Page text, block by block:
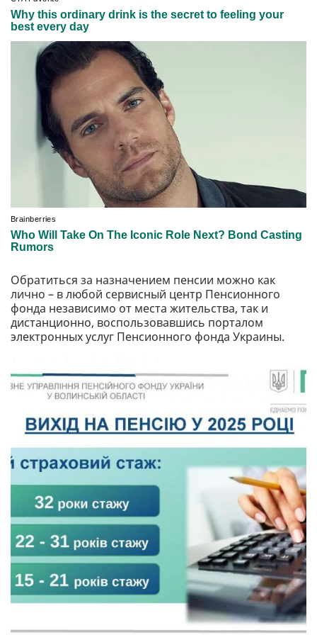
Обратиться за назначением пенсии можно как
лично – в любой сервисный центр Пенсионного
фонда независимо от места жительства, так и
дистанционно, воспользовавшись порталом
электронных услуг Пенсионного фонда Украины.